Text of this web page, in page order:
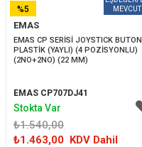
EMAS
EMAS CP SERİSİ JOYSTICK BUTON
PLASTİK (YAYLI) (4 POZİSYONLU)
(2NO+2NO) (22 MM)
EMAS CP707DJ41
₺1.540,00
₺1.463,00 KDV Dahil
%5
İNDIRIM
Stokta Var